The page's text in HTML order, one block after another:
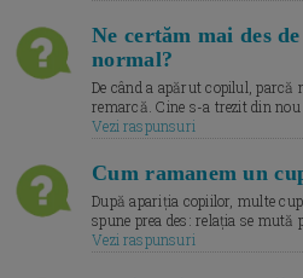
Ne certăm mai des
normal?
De când a apărut copilul, parcă
remarcă. Cine s-a trezit din
Vezi raspunsuri
Cum ramanem un
După apariția copiilor, multe
spune prea des: relația se mută
Vezi raspunsuri